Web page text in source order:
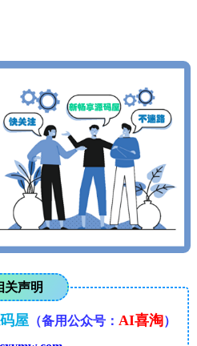
关声明
屋（备用公众号： AI喜淘）